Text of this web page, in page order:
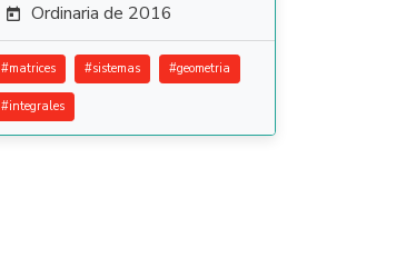
 Ordinaria de 2016
#matrices #sistemas #geometria
#integrales